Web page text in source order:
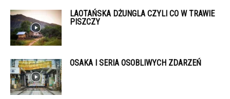
LAOTAŃSKA DŻUNGLA CZYLI CO W TRAWIE
PISZCZY
OSAKA I SERIA OSOBLIWYCH ZDARZEŃ